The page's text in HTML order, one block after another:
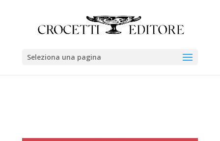
Seleziona una pagina